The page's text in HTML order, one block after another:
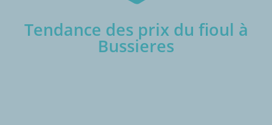
Tendance des prix du fioul à
Bussieres